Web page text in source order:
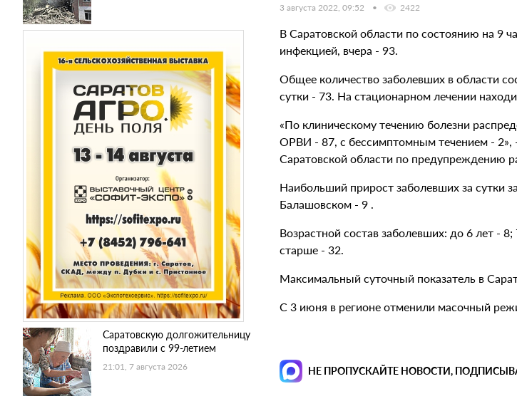
Саратовскую долгожительницу
поздравили с 99-летием
21:01, 7 августа 2026
3 августа 2022, 09:52 2422
В Саратовской области по состоянию на 9
инфекцией, вчера - 93.
Общее количество заболевших в области
сутки - 73. На стационарном лечении
«По клиническому течению болезни
ОРВИ - 87, с бессимптомным течением - 2»,
Саратовской области по предупреждению
Наибольший прирост заболевших за сутки
Балашовском - 9 .
Возрастной состав заболевших: до 6 лет -
старше - 32.
Максимальный суточный показатель в
С 3 июня в регионе отменили масочный
НЕ ПРОПУСКАЙТЕ НОВОСТИ,